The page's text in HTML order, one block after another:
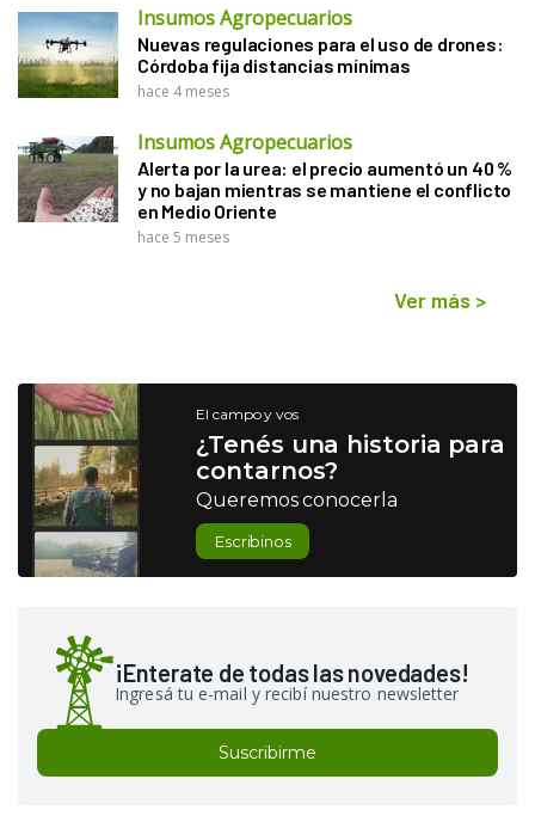
Insumos Agropecuarios
Nuevas regulaciones para el uso de drones:
Córdoba fija distancias mínimas
hace 4 meses
Insumos Agropecuarios
Alerta por la urea: el precio aumentó un 40 %
y no bajan mientras se mantiene el conflicto
en Medio Oriente
hace 5 meses
Ver más >
El campo y vos
¿Tenés una historia para
contarnos?
Queremos conocerla
Escribinos
¡Enterate de todas las novedades!
Ingresá tu e-mail y recibí nuestro newsletter
Suscribirme